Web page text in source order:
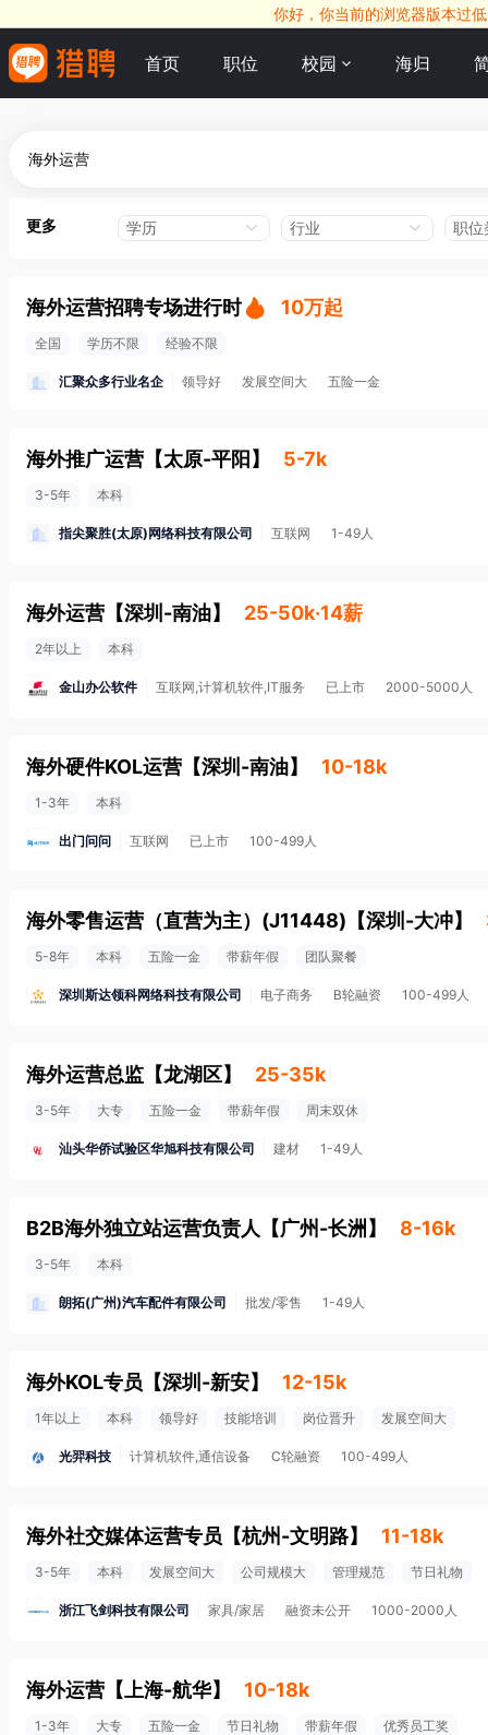
你好，你当前的浏览器版本过
首页 职位 校园 海归
更多 学历 行业 职位
海外运营招聘专场进行时 10万起
全国 学历不限 经验不限
汇聚众多行业名企 领导好 发展空间大 五险一金
海外推广运营 【太原-平阳 】 5-7k
3-5年 本科
指尖聚胜(太原)网络科技有限公司 互联网 1-49人
海外运营 【深圳-南油】 25-50k·14薪
2年以上 本科
金山办公软件 互联网,计算机软件,IT服务 已上市 2000-5000人
海外硬件KOL运营 【深圳-南油】 10-18k
1-3年 本科
出门问问 互联网 已上市 100-499人
海外零售运营（直营为主）(J11448) 【深圳-大冲】
5-8年 本科 五险一金 带薪年假 团队聚餐
深圳斯达领科网络科技有限公司 电子商务 B轮融资 100-499人
海外运营总监 【龙湖区】 25-35k
3-5年 大专 五险一金 带薪年假 周末双休
汕头华侨试验区华旭科技有限公司 建材 1-49人
B2B海外独立站运营负责人 【广州-长洲 】 8-16k
3-5年 本科
朗拓(广州)汽车配件有限公司 批发/零售 1-49人
海外KOL专员 【深圳-新安】 12-15k
1年以上 本科 领导好 技能培训 岗位晋升 发展空间大
光羿科技 计算机软件,通信设备 C轮融资 100-499人
海外社交媒体运营专员 【杭州-文明路】 11-18k
3-5年 本科 发展空间大 公司规模大 管理规范 节日礼物
浙江飞剑科技有限公司 家具/家居 融资未公开 1000-2000人
海外运营 【 上海-航华】 10-18k
1-3年 大专 五险一金 节日礼物 带薪年假 优秀员工奖